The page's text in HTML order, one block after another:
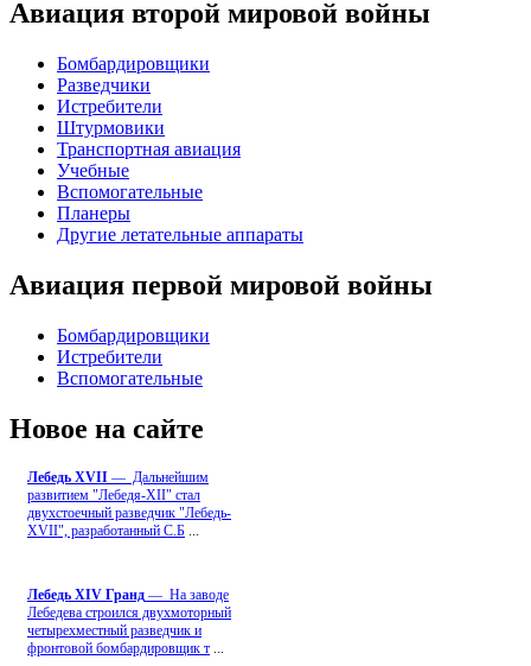
Авиация второй мировой войны
Бомбардировщики
Разведчики
Истребители
Штурмовики
Транспортная авиация
Учебные
Вспомогательные
Планеры
Другие летательные аппараты
Авиация первой мировой войны
Бомбардировщики
Истребители
Вспомогательные
Новое на сайте
Лебедь ХVII — Дальнейшим
развитием "Лебедя-ХII" стал
двухстоечный разведчик "Лебедь-
XVII", разработанный С.Б
Лебедь ХIV Гранд — На заводе
Лебедева строился двухмоторный
четырехместный разведчик и
фронтовой бомбардировщик т